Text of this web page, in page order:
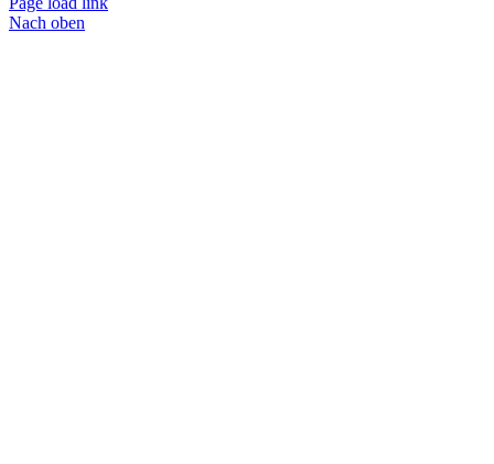
Nach oben